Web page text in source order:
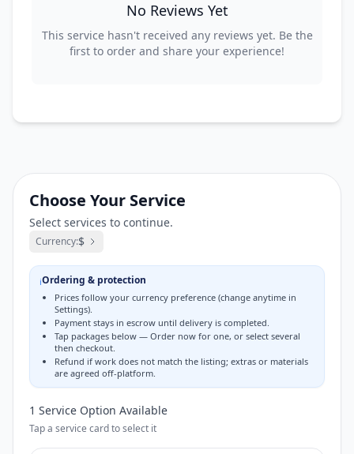
No Reviews Yet
This service hasn't received any reviews yet. Be the
first to order and share your experience!
Choose Your Service
Select services to continue.
Currency:$
ℹ️Ordering & protection
Prices follow your currency preference (change anytime in
Settings).
Payment stays in escrow until delivery is completed.
Tap packages below — Order now for one, or select several
then checkout.
Refund if work does not match the listing; extras or materials
are agreed off-platform.
1 Service Option Available
Tap a service card to select it